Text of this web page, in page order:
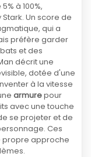
à 100%,
Un score de
qui a
préfère garder
et des
décrit une
dotée d'une
à la vitesse
armurepour
avec une touche
se projeter et de
Ces
propre approche